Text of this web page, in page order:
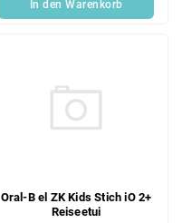
In den Warenkorb
Oral-B el ZK Kids Stich iO 2+
Reiseetui